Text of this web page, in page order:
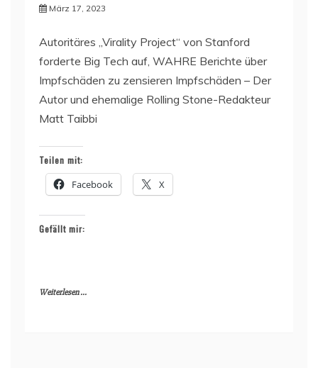
März 17, 2023
Autoritäres „Virality Project“ von Stanford
forderte Big Tech auf, WAHRE Berichte über
Impfschäden zu zensieren Impfschäden – Der
Autor und ehemalige Rolling Stone-Redakteur
Matt Taibbi
Teilen mit:
Facebook X
Gefällt mir:
Weiterlesen ...